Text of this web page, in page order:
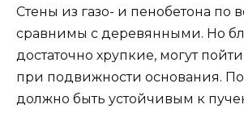
Стены из газо- и пенобетона по
сравнимы с деревянными. Но
достаточно хрупкие, могут
при подвижности основания.
должно быть устойчивым к